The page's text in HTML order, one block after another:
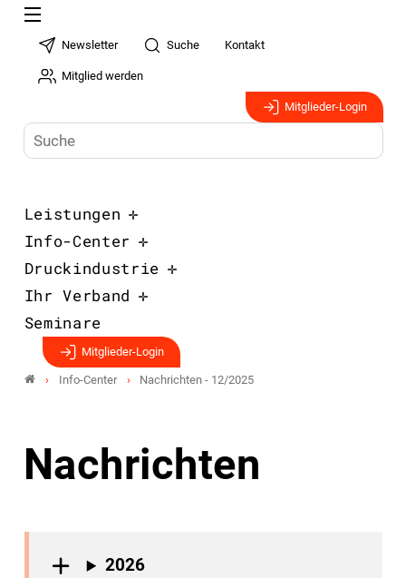
Newsletter Suche Kontakt
Mitglied werden
Mitglieder-Login
Leistungen
Info-Center
Druckindustrie
Ihr Verband
Seminare
Mitglieder-Login
Info-Center Nachrichten - 12/2025
Nachrichten
2026